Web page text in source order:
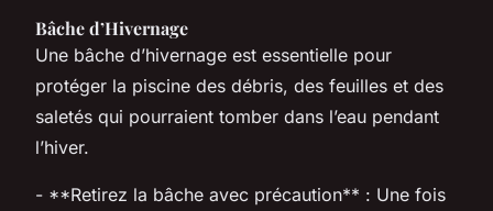
Bâche d’Hivernage
Une bâche d’hivernage est essentielle pour
protéger la piscine des débris, des feuilles et des
saletés qui pourraient tomber dans l’eau pendant
l’hiver.
- **Retirez la bâche avec précaution** : Une fois